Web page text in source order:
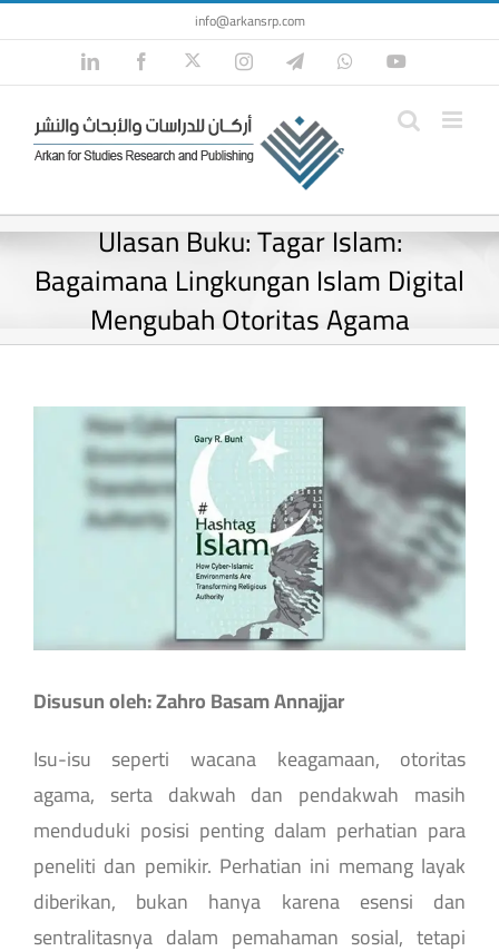
Skip
to
content
info@arkansrp.com
LinkedIn FacebookTwitterInstagramTelegramWhatsApp
Ulasan Buku: Tagar Islam:
Bagaimana Lingkungan Islam Digital
Mengubah Otoritas Agama
Larger
Disusun oleh: Zahro Basam Annajjar
Isu-isu seperti wacana keagamaan, otoritas
agama, serta dakwah dan pendakwah masih
menduduki posisi penting dalam perhatian para
peneliti dan pemikir. Perhatian ini memang layak
diberikan, bukan hanya karena esensi dan
sentralitasnya dalam pemahaman sosial, tetapi